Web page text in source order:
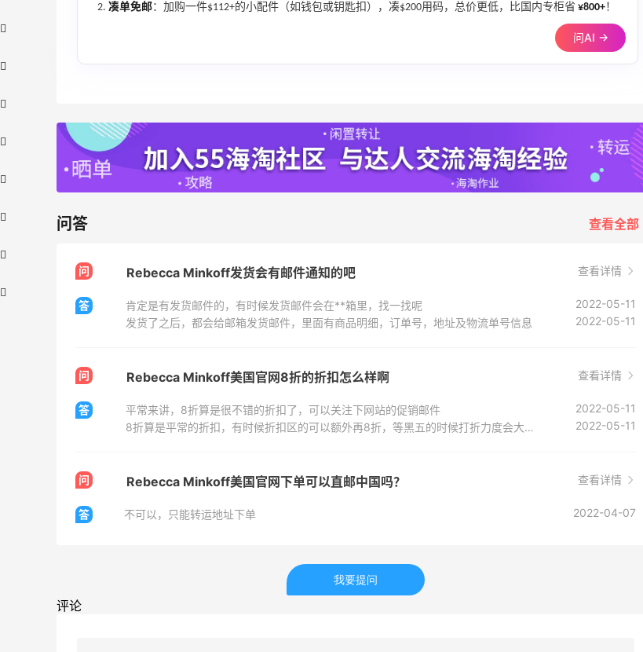
凑单免邮：加购一件$112+的小配件（如钱包或钥匙扣），凑$200用码，总价更低，比国内专柜省 ¥800+！
问AI →
问答 查看全部
问 Rebecca Minkoff发货会有邮件通知的吧 查看详情
答 肯定是有发货邮件的，有时候发货邮件会在**箱里，找一找呢
2022-05-11
发货了之后，都会给邮箱发货邮件，里面有商品明细，订单号，地址及物流单号信息
2022-05-11
问 Rebecca Minkoff美国官网8折的折扣怎么样啊 查看详情
答 平常来讲，8折算是很不错的折扣了，可以关注下网站的促销邮件
2022-05-11
8折算是平常的折扣，有时候折扣区的可以额外再8折，等黑五的时候打折力度会大一些
2022-05-11
问 Rebecca Minkoff美国官网下单可以直邮中国吗？ 查看详情
答 不可以，只能转运地址下单 2022-04-07
我要提问
评论
遇！满$150立省$50
满赠正装橘子眼霜+精华唇蜜等好礼
Bloomingdales：时尚热卖！入手珑骧、
每满$100返$25礼卡
BELK：美妆闪促！入手雅诗兰黛、
SS26时尚大牌低至5.5折
3天17小时
Columbia Sportswear：夏季大促！哥伦